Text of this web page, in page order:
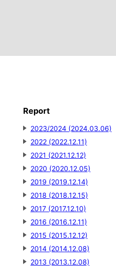
Report
2023/2024 (2024.03.06)
2022 (2022.12.11)
2021 (2021.12.12)
2020 (2020.12.05)
2019 (2019.12.14)
2018 (2018.12.15)
2017 (2017.12.10)
2016 (2016.12.11)
2015 (2015.12.12)
2014 (2014.12.08)
2013 (2013.12.08)